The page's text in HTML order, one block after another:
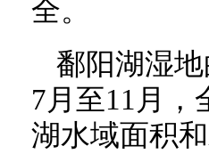
全。
鄱阳湖湿
7月至11月，
湖水域面积